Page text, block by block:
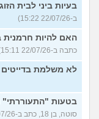
בעיות ביני לבית
ב-22/07/26 15:22)
האם להיות חרמנית
כתבה ב-22/07/26 15:11)
לא משלמת בדייטים
בטעות
סוטה, בן 18, כתב ב-22/07/26 14:51)